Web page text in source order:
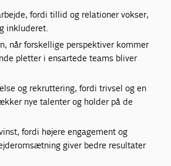
fordi tillid og relationer vokser,
inkluderet.
når forskellige perspektiver kommer
pletter i ensartede teams bliver
og rekruttering, fordi trivsel og en
nye talenter og holder på de
fordi højere engagement og
giver bedre resultater